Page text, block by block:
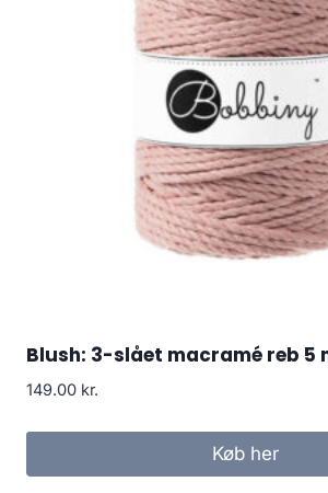
Blush: 3-slået macramé reb 5
149.00 kr.
Køb her